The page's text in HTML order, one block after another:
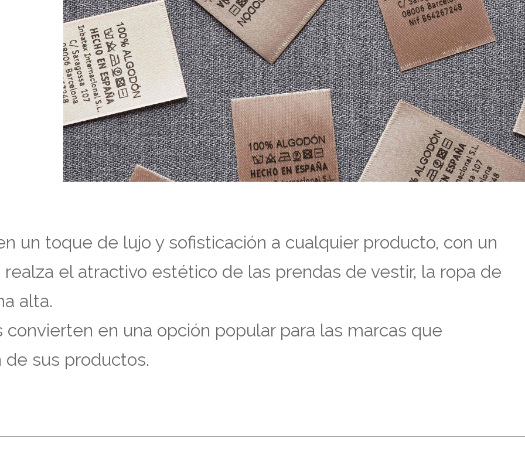
un toque de lujo y sofisticación a cualquier producto, con un
el atractivo estético de las prendas de vestir, la ropa de
alta.
en una opción popular para las marcas que
sus productos.